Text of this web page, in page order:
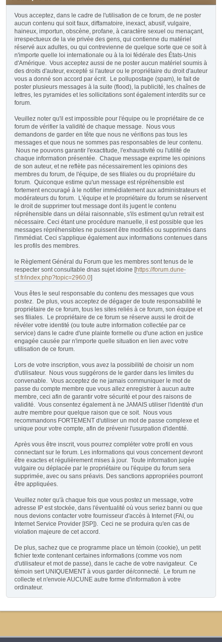
Vous acceptez, dans le cadre de l'utilisation de ce forum, de ne poster
aucun contenu qui soit faux, diffamatoire, inexact, abusif, vulgaire,
haineux, importun, obscène, profane, à caractère sexuel ou menaçant,
irrespectueux de la vie privée des gens, qui contienne du matériel
réservé aux adultes, ou qui contrevienne de quelque sorte que ce soit à
n'importe quelle loi internationale ou à la loi fédérale des États-Unis
d'Amérique. Vous acceptez aussi de ne poster aucun matériel soumis à
des droits d'auteur, excepté si l'auteur ou le propriétaire du droit d'auteur
vous a donné son accord par écrit. Le pollupostage (spam), le fait de
poster plusieurs messages à la suite (flood), la publicité, les chaînes de
lettres, les pyramides et les sollicitations sont également interdits sur ce
forum.
Veuillez noter qu'il est impossible pour l'équipe ou le propriétaire de ce
forum de vérifier la validité de chaque message. Nous vous
demandons de garder en tête que nous ne vérifions pas tous les
messages et que nous ne sommes pas responsables de leur contenu.
Nous ne pouvons garantir l'exactitude, l'exhaustivité ou l'utilité de
chaque information présentée. Chaque message exprime les opinions
de son auteur, et ne reflète pas nécessairement les opinions des
membres du forum, de l'équipe, de ses filiales ou du propriétaire du
forum. Quiconque estime qu'un message est répréhensible est
fortement encouragé à le notifier immédiatement aux administrateurs et
modérateurs du forum. L'équipe et le propriétaire du forum se réservent
le droit de supprimer tout message dont ils jugent le contenu
répréhensible dans un délai raisonnable, s'ils estiment qu'un retrait est
nécessaire. Ceci étant une procédure manuelle, il est possible que les
messages répréhensibles ne puissent être modifiés ou supprimés dans
l'immédiat. Ceci s'applique également aux informations contenues dans
les profils des membres.
le Règlement Général du Forum que les membres sont tenus de le
respecter sont consultable dnas sujet idoine [https://forum.dune-
sf.fr/index.php?topic=2960.0]
Vous êtes le seul responsable du contenu des messages que vous
postez. De plus, vous acceptez de dégager de toute responsabilité le
propriétaire de ce forum, tous les sites reliés à ce forum, son équipe et
ses filiales. Le propriétaire de ce forum se réserve aussi le droit de
révéler votre identité (ou toute autre information collectée par ce
service) dans le cadre d'une plainte formelle ou d'une action en justice
engagée causée par n'importe quelle situation en lien avec votre
utilisation de ce forum.
Lors de votre inscription, vous avez la possibilité de choisir un nom
d'utilisateur. Nous vous suggérons de le garder dans les limites du
convenable. Vous acceptez de ne jamais communiquer le mot de
passe du compte membre que vous allez enregistrer à aucun autre
membre, ceci afin de garantir votre sécurité et pour des raisons de
validité. Vous consentez également à ne JAMAIS utiliser l'identité d'un
autre membre pour quelque raison que ce soit. Nous vous
recommandons FORTEMENT d'utiliser un mot de passe complexe et
unique pour votre compte, afin de prévenir l'usurpation d'identité.
Après vous être inscrit, vous pourrez compléter votre profil en vous
connectant sur le forum. Les informations qui vous concernent devront
être exactes et régulièrement mises à jour. Toute information jugée
vulgaire ou déplacée par le propriétaire ou l'équipe du forum sera
supprimée, avec ou sans préavis. Des sanctions appropriées pourront
être appliquées.
Veuillez noter qu'à chaque fois que vous postez un message, votre
adresse IP est stockée, dans l'éventualité où vous seriez banni ou que
nous devions contacter votre fournisseur d'accès à Internet (FAI, ou
Internet Service Provider [ISP]). Ceci ne se produira qu'en cas de
violation majeure de cet accord.
De plus, sachez que ce programme place un témoin (cookie), un petit
fichier texte contenant certaines informations (comme vos nom
d'utilisateur et mot de passe), dans le cache de votre navigateur. Ce
témoin sert UNIQUEMENT à vous garder dé/connecté. Le forum ne
collecte et n'envoie AUCUNE autre forme d'information à votre
ordinateur.